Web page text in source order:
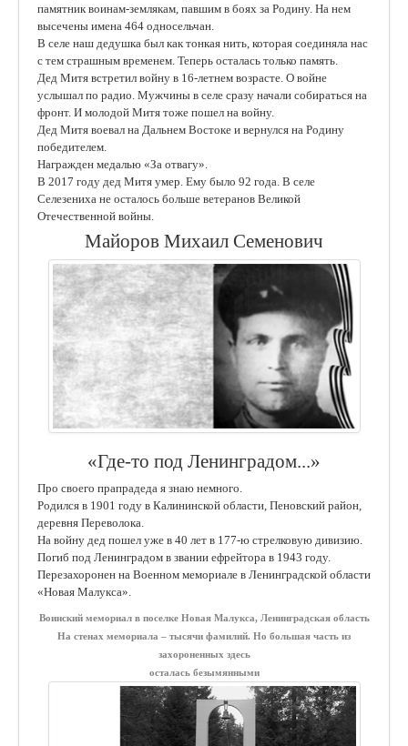
памятник воинам-землякам, павшим в боях за Родину. На нем
высечены имена 464 односельчан.
В селе наш дедушка был как тонкая нить, которая соединяла нас
с тем страшным временем. Теперь осталась только память.
Дед Митя встретил войну в 16-летнем возрасте. О войне
услышал по радио. Мужчины в селе сразу начали собираться на
фронт. И молодой Митя тоже пошел на войну.
Дед Митя воевал на Дальнем Востоке и вернулся на Родину
победителем.
Награжден медалью «За отвагу».
В 2017 году дед Митя умер. Ему было 92 года. В селе
Селезениха не осталось больше ветеранов Великой
Отечественной войны.
Майоров Михаил Семенович
«Где-то под Ленинградом...»
Про своего прапрадеда я знаю немного.
Родился в 1901 году в Калининской области, Пеновский район,
деревня Переволока.
На войну дед пошел уже в 40 лет в 177-ю стрелковую дивизию.
Погиб под Ленинградом в звании ефрейтора в 1943 году.
Перезахоронен на Военном мемориале в Ленинградской области
«Новая Малукса».
Воинский мемориал в поселке Новая Малукса, Ленинградская область
На стенах мемориала – тысячи фамилий. Но большая часть из
захороненных здесь
осталась безымянными